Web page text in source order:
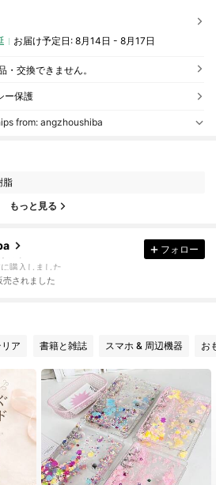
お届け予定日: 8月14日 - 8月17日
・交換できません。
ー保護
from: angzhoushiba
脂
もっと見る
ロワー
ロワー
ロワー
に購入しました
ロワー
ロワー
ロワー
ロワー
フォロー
売されました
ア 書籍と雑誌 スマホ & 周辺機器 お